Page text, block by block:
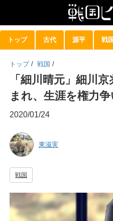
トップ 古代 源平 戦国
トップ / 戦国 /
「細川晴元」細川
まれ、生涯を権力
2020/01/24
東滋実
戦国